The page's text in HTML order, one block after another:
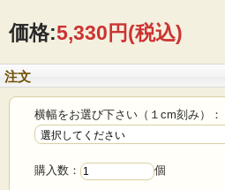
価格:5,330円(税込)
注文
横幅をお選び下さい（１cm刻み）：
購入数： 個